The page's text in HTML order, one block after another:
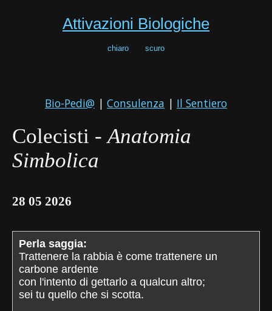
Attivazioni Biologiche
chiaro scuro
Bio-Pedi@ | Consulenza | Il Sentiero
Colecisti -Anatomia
Simbolica
28 05 2026
Perla saggia:
Trattenere la rabbia è come trattenere un
carbone ardente
con l'intento di gettarlo a qualcun altro;
sei tu quello che si scotta.